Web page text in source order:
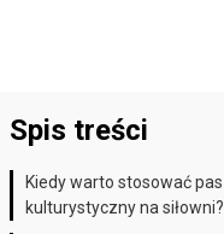
Spis treści
Kiedy warto stosować pas
kulturystyczny na siłowni?